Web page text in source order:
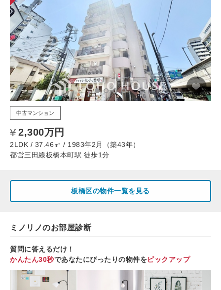
中古マンション
2,300万円
2LDK / 37.46㎡ / 1983年2月（築43年）
都営三田線板橋本町駅 徒歩1分
板橋区の物件一覧を見る
ミノリノのお部屋診断
質問に答えるだけ！
かんたん30秒であなたにぴったりの物件をピックアップ